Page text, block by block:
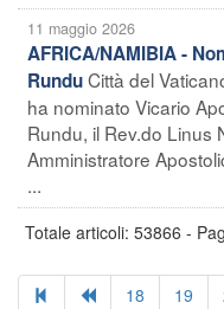
11 maggio 2026
AFRICA/NAMIBIA -
RunduCittà del
ha nominato Vicario
Rundu, il Rev.do Linus
Amministratore
...
Totale articoli: 53866 -
18 19